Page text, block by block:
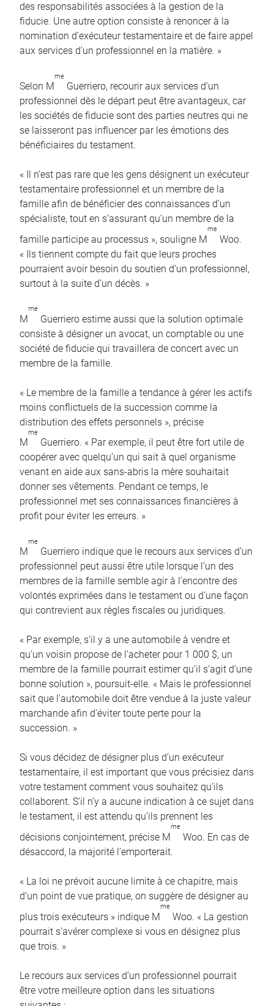
des responsabilités associées à la gestion de la
fiducie. Une autre option consiste à renoncer à la
nomination d’exécuteur testamentaire et de faire appel
aux services d’un professionnel en la matière. »
Selon M
me
Guerriero, recourir aux services d’un
professionnel dès le départ peut être avantageux, car
les sociétés de fiducie sont des parties neutres qui ne
se laisseront pas influencer par les émotions des
bénéficiaires du testament.
« Il n’est pas rare que les gens désignent un exécuteur
testamentaire professionnel et un membre de la
famille afin de bénéficier des connaissances d’un
spécialiste, tout en s’assurant qu’un membre de la
famille participe au processus », souligne M
me
Woo.
« Ils tiennent compte du fait que leurs proches
pourraient avoir besoin du soutien d’un professionnel,
surtout à la suite d’un décès. »
M
me
Guerriero estime aussi que la solution optimale
consiste à désigner un avocat, un comptable ou une
société de fiducie qui travaillera de concert avec un
membre de la famille.
« Le membre de la famille a tendance à gérer les actifs
moins conflictuels de la succession comme la
distribution des effets personnels », précise
M
me
Guerriero. « Par exemple, il peut être fort utile de
coopérer avec quelqu’un qui sait à quel organisme
venant en aide aux sans-abris la mère souhaitait
donner ses vêtements. Pendant ce temps, le
professionnel met ses connaissances financières à
profit pour éviter les erreurs. »
M
me
Guerriero indique que le recours aux services d’un
professionnel peut aussi être utile lorsque l’un des
membres de la famille semble agir à l’encontre des
volontés exprimées dans le testament ou d’une façon
qui contrevient aux règles fiscales ou juridiques.
« Par exemple, s’il y a une automobile à vendre et
qu’un voisin propose de l’acheter pour 1 000 $, un
membre de la famille pourrait estimer qu’il s’agit d’une
bonne solution », poursuit-elle. « Mais le professionnel
sait que l’automobile doit être vendue à la juste valeur
marchande afin d’éviter toute perte pour la
succession. »
Si vous décidez de désigner plus d’un exécuteur
testamentaire, il est important que vous précisiez dans
votre testament comment vous souhaitez qu’ils
collaborent. S’il n’y a aucune indication à ce sujet dans
le testament, il est attendu qu’ils prennent les
décisions conjointement, précise M
me
Woo. En cas de
désaccord, la majorité l’emporterait.
« La loi ne prévoit aucune limite à ce chapitre, mais
d’un point de vue pratique, on suggère de désigner au
plus trois exécuteurs » indique M
me
Woo. « La gestion
pourrait s’avérer complexe si vous en désignez plus
que trois. »
Le recours aux services d’un professionnel pourrait
être votre meilleure option dans les situations